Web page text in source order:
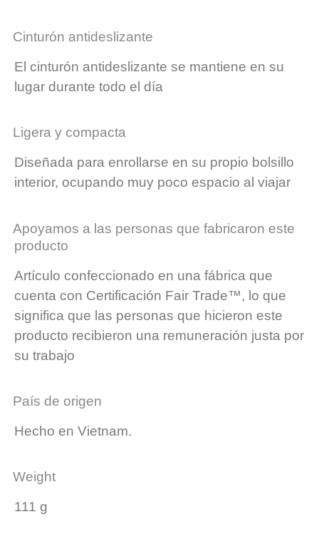
Cinturón antideslizante
El cinturón antideslizante se mantiene en su
lugar durante todo el día
Ligera y compacta
Diseñada para enrollarse en su propio bolsillo
interior, ocupando muy poco espacio al viajar
Apoyamos a las personas que fabricaron este
producto
Artículo confeccionado en una fábrica que
cuenta con Certificación Fair Trade™, lo que
significa que las personas que hicieron este
producto recibieron una remuneración justa por
su trabajo
País de origen
Hecho en Vietnam.
Weight
111 g